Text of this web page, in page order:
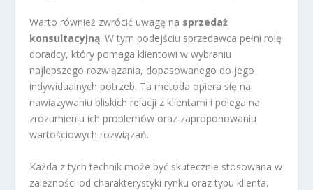
Warto również zwrócić uwagę na sprzedaż
konsultacyjną. W tym podejściu sprzedawca pełni rolę
doradcy, który pomaga klientowi w wybraniu
najlepszego rozwiązania, dopasowanego do jego
indywidualnych potrzeb. Ta metoda opiera się na
nawiązywaniu bliskich relacji z klientami i polega na
zrozumieniu ich problemów oraz zaproponowaniu
wartościowych rozwiązań.
Każda z tych technik może być skutecznie stosowana w
zależności od charakterystyki rynku oraz typu klienta.